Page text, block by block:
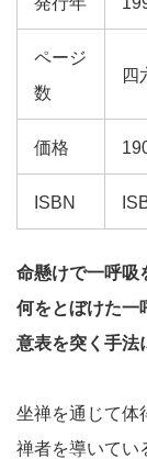
ページ
数
四
価格
ISBN
命懸けで一呼吸
何をとぼけた一
意表を突く手法
坐禅を通じて体
禅者を導いてい